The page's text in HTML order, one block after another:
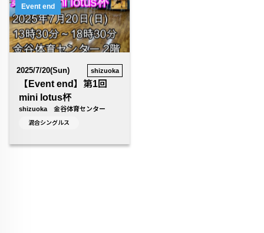
Event end
2025/7/20(Sun) shizuoka
【Event end】第1回
mini lotus杯
shizuoka 金谷体育センター
混合シングルス